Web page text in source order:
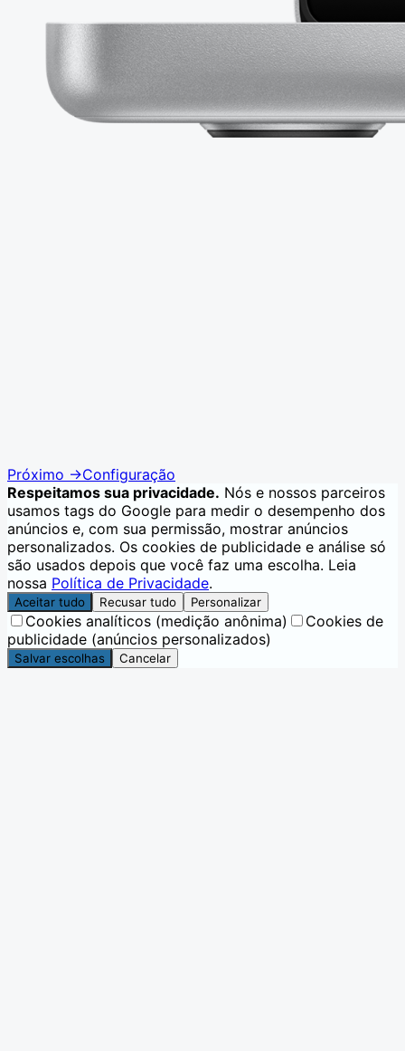
Próximo →Configuração
Respeitamos sua privacidade. Nós e nossos parceiros
usamos tags do Google para medir o desempenho dos
anúncios e, com sua permissão, mostrar anúncios
personalizados. Os cookies de publicidade e análise só
são usados depois que você faz uma escolha. Leia
nossa Política de Privacidade.
Aceitar tudo Recusar tudo Personalizar
Cookies analíticos (medição anônima)
Cookies de
publicidade (anúncios personalizados)
Salvar escolhas Cancelar